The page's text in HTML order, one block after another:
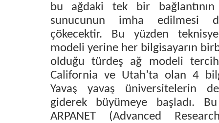
bu ağdaki tek bir bağlantının
sunucunun imha edilmesi
çökecektir. Bu yüzden
modeli yerine her bilgisayarın
olduğu türdeş ağ modeli
California ve Utah’ta olan 4
Yavaş yavaş üniversitelerin
giderek büyümeye başladı.
ARPANET (Advanced